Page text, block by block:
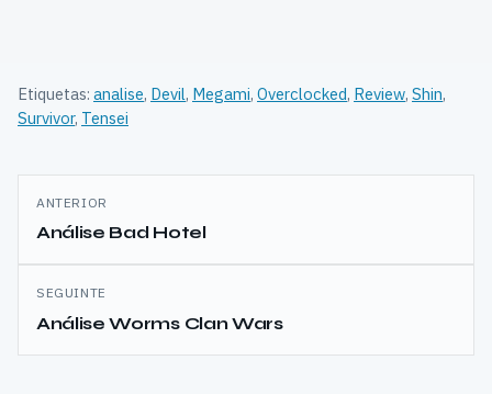
Etiquetas: analise, Devil, Megami, Overclocked, Review, Shin,
Survivor, Tensei
Navegação
de
artigos
ANTERIOR
Análise Bad Hotel
SEGUINTE
Análise Worms Clan Wars